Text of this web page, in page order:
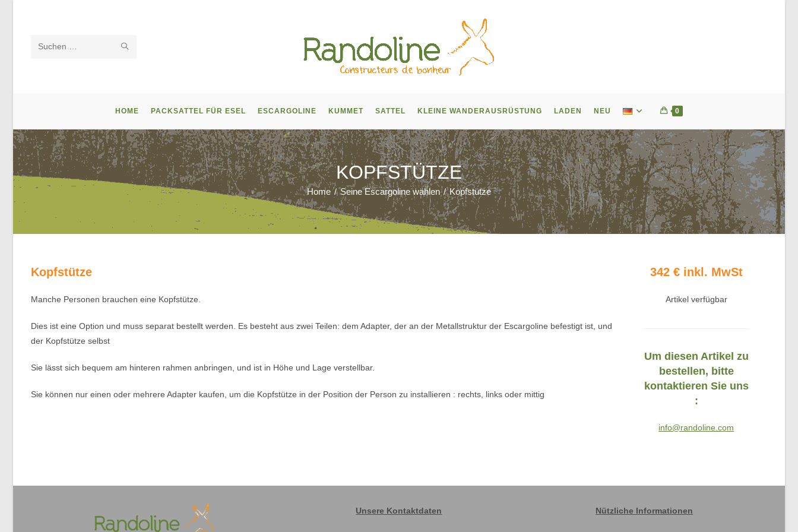
Diese
HOME PACKSATTEL FÜR ESEL ESCARGOLINE KUMMET SATTEL KLEINE WANDERAUSRÜSTUNG LADEN NEU 0
KOPFSTÜTZE
Home / Seine Escargoline wählen / Kopfstütze
Kopfstütze
Manche Personen brauchen eine Kopfstütze.
Dies ist eine Option und muss separat bestellt werden. Es besteht aus zwei Teilen: dem Adapter, der an der Metallstruktur der Escargoline befestigt ist, und
der Kopfstütze selbst
Sie lässt sich bequem am hinteren rahmen anbringen, und ist in Höhe und Lage verstellbar.
Sie können nur einen oder mehrere Adapter kaufen, um die Kopfstütze in der Position der Person zu installieren : rechts, links oder mittig
342 € inkl. MwSt
Artikel verfügbar
Um diesen Artikel zu
bestellen, bitte
kontaktieren Sie uns
:
info@randoline.com
Unsere Kontaktdaten Nützliche Informationen